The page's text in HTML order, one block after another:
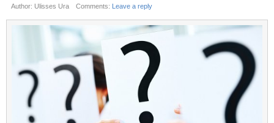
Author: Ulisses Ura Comments: Leave a reply